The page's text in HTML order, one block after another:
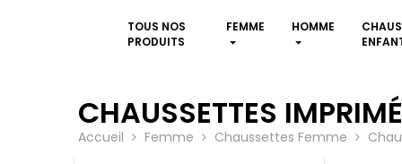
TOUS NOS
PRODUITS
FEMME HOMME
CHAUSSETTES
Accueil Femme Chaussettes Femme